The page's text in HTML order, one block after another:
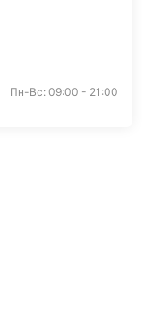
Пн-Вс: 09:00 - 21:00